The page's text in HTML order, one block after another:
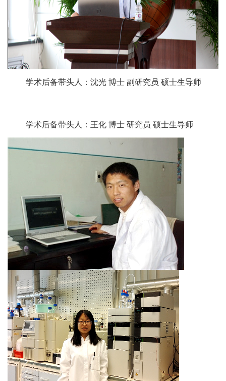
学术后备带头人：沈光 博士 副研究员 硕士生导师
学术后备带头人：王化 博士 研究员 硕士生导师